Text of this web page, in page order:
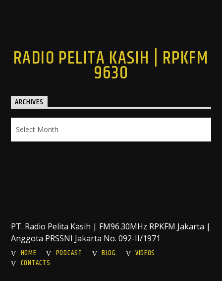
RADIO PELITA KASIH | RPKFM
9630
ARCHIVES
PT. Radio Pelita Kasih | FM96.30MHz RPKFM Jakarta |
Anggota PRSSNI Jakarta No. 092-II/1971
HOME
PODCAST BLOG
VIDEOS
CONTACTS